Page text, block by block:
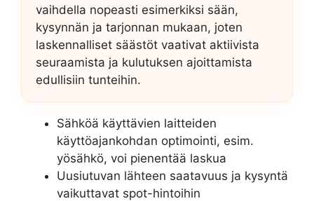
vaihdella nopeasti esimerkiksi sään,
kysynnän ja tarjonnan mukaan, joten
laskennalliset säästöt vaativat aktiivista
seuraamista ja kulutuksen ajoittamista
edullisiin tunteihin.
Sähköä käyttävien laitteiden
käyttöajankohdan optimointi, esim.
yösähkö, voi pienentää laskua
Uusiutuvan lähteen saatavuus ja kysyntä
vaikuttavat spot-hintoihin